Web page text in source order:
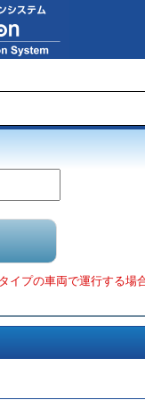
プの車両で運行する場